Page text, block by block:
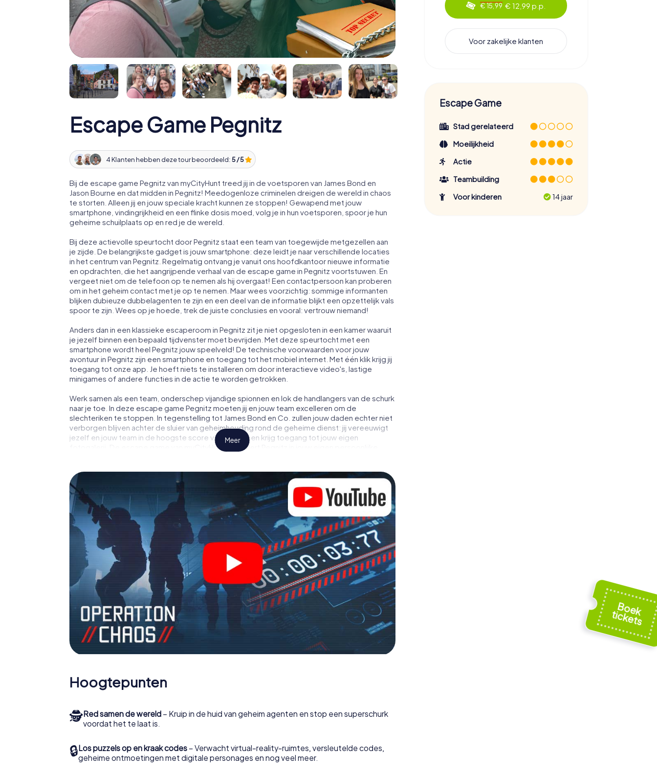
Escape Game Pegnitz
4 Klanten hebben deze tour beoordeeld:5 / 5
Bij de escape game Pegnitz van myCityHunt treed jij in de voetsporen van James Bond en
Jason Bourne en dat midden in Pegnitz! Meedogenloze criminelen dreigen de wereld in chaos
te storten. Alleen jij en jouw speciale kracht kunnen ze stoppen! Gewapend met jouw
smartphone, vindingrijkheid en een flinke dosis moed, volg je in hun voetsporen, spoor je hun
geheime schuilplaats op en red je de wereld.
Bij deze actievolle speurtocht door Pegnitz staat een team van toegewijde metgezellen aan
je zijde. De belangrijkste gadget is jouw smartphone: deze leidt je naar verschillende locaties
in het centrum van Pegnitz. Regelmatig ontvang je vanuit ons hoofdkantoor nieuwe informatie
en opdrachten, die het aangrijpende verhaal van de escape game in Pegnitz voortstuwen. En
vergeet niet om de telefoon op te nemen als hij overgaat! Een contactpersoon kan proberen
om in het geheim contact met je op te nemen. Maar wees voorzichtig: sommige informanten
blijken dubieuze dubbelagenten te zijn en een deel van de informatie blijkt een opzettelijk vals
spoor te zijn. Wees op je hoede, trek de juiste conclusies en vooral: vertrouw niemand!
Anders dan in een klassieke escaperoom in Pegnitz zit je niet opgesloten in een kamer waaruit
je jezelf binnen een bepaald tijdvenster moet bevrijden. Met deze speurtocht met een
smartphone wordt heel Pegnitz jouw speelveld! De technische voorwaarden voor jouw
avontuur in Pegnitz zijn een smartphone en toegang tot het mobiel internet. Met één klik krijg jij
toegang tot onze app. Je hoeft niets te installeren om door interactieve video's, lastige
minigames of andere functies in de actie te worden getrokken.
Werk samen als een team, onderschep vijandige spionnen en lok de handlangers van de schurk
naar je toe. In deze escape game Pegnitz moeten jij en jouw team excelleren om de
slechteriken te stoppen. In tegenstelling tot James Bond en Co. zullen jouw daden echter niet
verborgen blijven achter de sluier van geheimhouding rond de geheime dienst: jij vereeuwigt
jezelf en jouw team in de hoogste score van Pegnitz en krijg toegang tot jouw eigen
fotogalerij. De escape game van myCityHunt verandert Pegnitz in jouw eigen persoonlijke
Meer
Hoogtepunten
🕵Red samen de wereld – Kruip in de huid van geheim agenten en stop een superschurk
voordat het te laat is.
🔒Los puzzels op en kraak codes – Verwacht virtual-reality-ruimtes, versleutelde codes,
geheime ontmoetingen met digitale personages en nog veel meer.
€ 15,99 € 12,99 p.p.
Voor zakelijke klanten
Escape Game
Stad gerelateerd
Moeilijkheid
Actie
Teambuilding
Voor kinderen
14 jaar